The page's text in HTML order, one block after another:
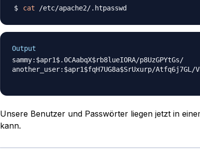
cat /etc/apache2/.htpasswd
Output
sammy:$apr1$.0CAabqX$rb8lueIORA/p8UzGPYtGs/
another_user:$apr1$fqH7UG8a$SrUxurp/Atfq6j7GL/
Unsere Benutzer und Passwörter liegen jetzt in
kann.